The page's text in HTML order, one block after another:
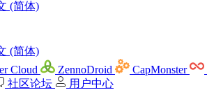
(简体)
(简体)
Cloud ZennoDroid CapMonster
社区论坛 用户中心